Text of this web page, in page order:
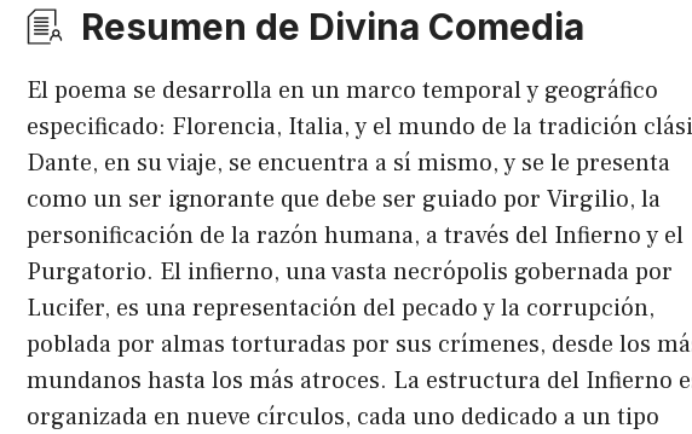
Resumen de Divina Comedia
El poema se desarrolla en un marco temporal y geográfico
especificado: Florencia, Italia, y el mundo de la tradición
Dante, en su viaje, se encuentra a sí mismo, y se le presenta
como un ser ignorante que debe ser guiado por Virgilio, la
personificación de la razón humana, a través del Infierno y el
Purgatorio. El infierno, una vasta necrópolis gobernada por
Lucifer, es una representación del pecado y la corrupción,
poblada por almas torturadas por sus crímenes, desde los
mundanos hasta los más atroces. La estructura del Infierno
organizada en nueve círculos, cada uno dedicado a un tipo